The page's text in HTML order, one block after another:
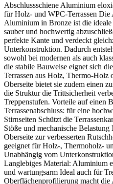
Abschlussschiene Aluminium
für Holz- und WPC-Terrassen Die
Aluminium in Bronze ist die ideale
sauber und hochwertig
perfekte Kante und verdeckt
Unterkonstruktion. Dadurch
sowohl bei modernen als auch
die stabile Bauweise eignet sich
Terrassen aus Holz, Thermo-
Oberseite bietet sie zudem einen
die Struktur die Trittsicherheit
Treppenstufen. Vorteile auf einen
Terrassenabschluss: für eine
Stirnseiten Schützt die
Stöße und mechanische
Oberseite zur verbesserten
geeignet für Holz-, Thermoholz-
Unabhängig vom
Langlebiges Material: Aluminium
und wartungsarm Ideal auch für
Oberflächenprofilierung macht die